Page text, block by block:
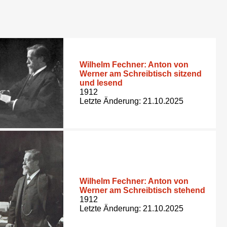
Wilhelm Fechner: Anton von
Werner am Schreibtisch sitzend
und lesend
1912
Letzte Änderung: 21.10.2025
Wilhelm Fechner: Anton von
Werner am Schreibtisch stehend
1912
Letzte Änderung: 21.10.2025